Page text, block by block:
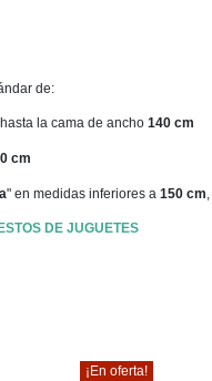
de:
hasta la cama de ancho 140 cm
cm
" en medidas inferiores a 150 cm
DE JUGUETES
¡En oferta!